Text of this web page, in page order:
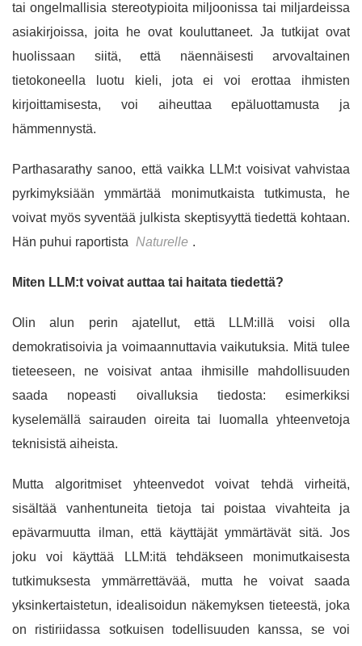
tai ongelmallisia stereotypioita miljoonissa tai miljardeissa
asiakirjoissa, joita he ovat kouluttaneet. Ja tutkijat ovat
huolissaan siitä, että näennäisesti arvovaltainen
tietokoneella luotu kieli, jota ei voi erottaa ihmisten
kirjoittamisesta, voi aiheuttaa epäluottamusta ja
hämmennystä.
Parthasarathy sanoo, että vaikka LLM:t voisivat vahvistaa
pyrkimyksiään ymmärtää monimutkaista tutkimusta, he
voivat myös syventää julkista skeptisyyttä tiedettä kohtaan.
Hän puhui raportista Naturelle .
Miten LLM:t voivat auttaa tai haitata tiedettä?
Olin alun perin ajatellut, että LLM:illä voisi olla
demokratisoivia ja voimaannuttavia vaikutuksia. Mitä tulee
tieteeseen, ne voisivat antaa ihmisille mahdollisuuden
saada nopeasti oivalluksia tiedosta: esimerkiksi
kyselemällä sairauden oireita tai luomalla yhteenvetoja
teknisistä aiheista.
Mutta algoritmiset yhteenvedot voivat tehdä virheitä,
sisältää vanhentuneita tietoja tai poistaa vivahteita ja
epävarmuutta ilman, että käyttäjät ymmärtävät sitä. Jos
joku voi käyttää LLM:itä tehdäkseen monimutkaisesta
tutkimuksesta ymmärrettävää, mutta he voivat saada
yksinkertaistetun, idealisoidun näkemyksen tieteestä, joka
on ristiriidassa sotkuisen todellisuuden kanssa, se voi